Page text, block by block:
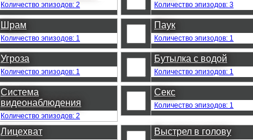
Количество эпизодов: 2 Количество эпизодов: 3
Шрам
Количество эпизодов: 1
Паук
Количество эпизодов: 1
Угроза
Количество эпизодов: 1
Бутылка с водой
Количество эпизодов: 1
Система
видеонаблюдения
Количество эпизодов: 2
Секс
Количество эпизодов: 1
Лицехват Выстрел в голову